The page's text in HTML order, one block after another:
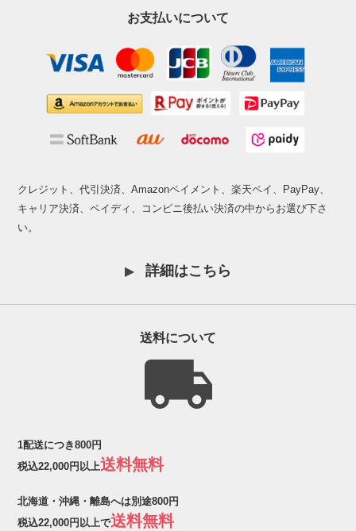
お支払いについて
クレジット、代引決済、Amazonペイメント、楽天ペイ、PayPay、
キャリア決済、ペイディ、コンビニ後払い決済の中からお選び下さ
い。
詳細はこちら
送料について
1配送につき800円
税込22,000円以上送料無料
北海道・沖縄・離島へは別途800円
税込22,000円以上で送料無料